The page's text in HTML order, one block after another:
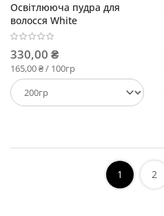
Освітлююча пудра для
волосся White
330,00 ₴
165,00 ₴ / 100гр
1 2